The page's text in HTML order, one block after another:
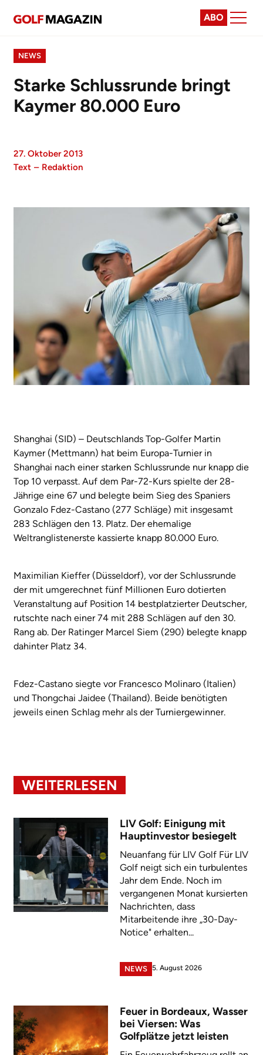
ABO
NEWS
Starke Schlussrunde bringt
Kaymer 80.000 Euro
27. Oktober 2013
Text – Redaktion
Shanghai (SID) – Deutschlands Top-Golfer Martin
Kaymer (Mettmann) hat beim Europa-Turnier in
Shanghai nach einer starken Schlussrunde nur knapp die
Top 10 verpasst. Auf dem Par-72-Kurs spielte der 28-
Jährige eine 67 und belegte beim Sieg des Spaniers
Gonzalo Fdez-Castano (277 Schläge) mit insgesamt
283 Schlägen den 13. Platz. Der ehemalige
Weltranglistenerste kassierte knapp 80.000 Euro.
Maximilian Kieffer (Düsseldorf), vor der Schlussrunde
der mit umgerechnet fünf Millionen Euro dotierten
Veranstaltung auf Position 14 bestplatzierter Deutscher,
rutschte nach einer 74 mit 288 Schlägen auf den 30.
Rang ab. Der Ratinger Marcel Siem (290) belegte knapp
dahinter Platz 34.
Fdez-Castano siegte vor Francesco Molinaro (Italien)
und Thongchai Jaidee (Thailand). Beide benötigten
jeweils einen Schlag mehr als der Turniergewinner.
WEITERLESEN
LIV Golf: Einigung mit
Hauptinvestor besiegelt
Neuanfang für LIV Golf Für LIV
Golf neigt sich ein turbulentes
Jahr dem Ende. Noch im
vergangenen Monat kursierten
Nachrichten, dass
Mitarbeitende ihre „30-Day-
Notice" erhalten...
NEWS 5. August 2026
Feuer in Bordeaux, Wasser
bei Viersen: Was
Golfplätze jetzt leisten